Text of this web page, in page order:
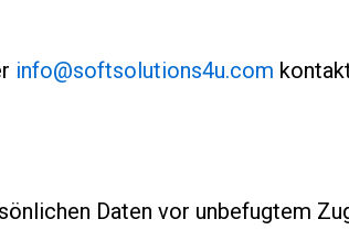
info@softsolutions4u.com
Daten vor unbefugtem